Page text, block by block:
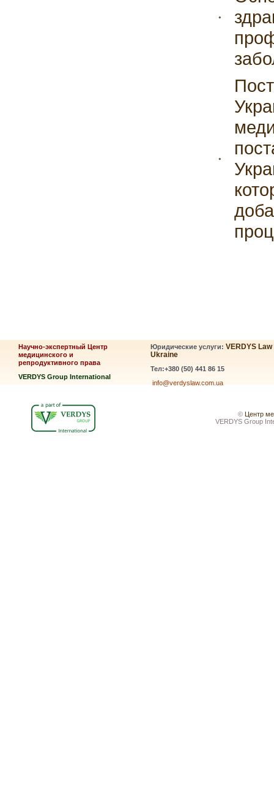
Научно-экспертный Центр
медицинского и
репродуктивного права
VERDYS Group International
Юридические услуги: VERDYS Law
Ukraine
Тел:+380 (50) 441 86 15
info@verdyslaw.com.ua
© Центр
VERDYS Group